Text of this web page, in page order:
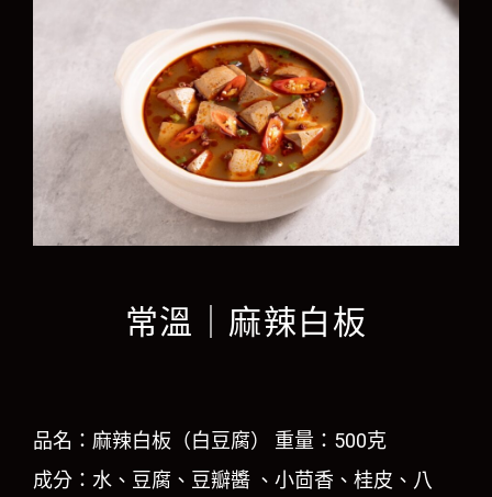
常溫｜麻辣白板
品名：麻辣白板（白豆腐） 重量：500克
成分：水、豆腐、豆瓣醬 、小茴香、桂皮、八